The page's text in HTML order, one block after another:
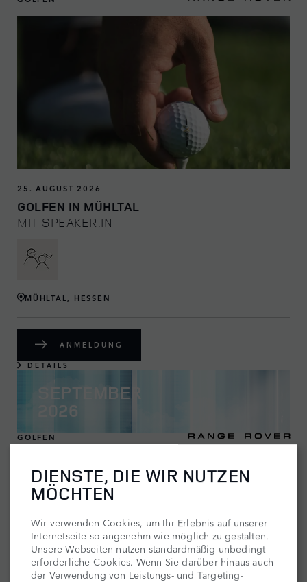
25. AUGUST 2026
GOLFEN IN MÜHLTAL
MIT SPEAKER:IN
MÜHLTAL, HESSEN
ANMELDUNG
DETAILS
SEPTEMBER
2026
GOLFEN
DIENSTE, DIE WIR NUTZEN
MÖCHTEN
Wir verwenden Cookies, um Ihr Erlebnis auf unserer
Internetseite so angenehm wie möglich zu gestalten.
Unsere Webseiten nutzen standardmäßig unbedingt
erforderliche Cookies. Wenn Sie darüber hinaus auch
der Verwendung von Leistungs- und Targeting-